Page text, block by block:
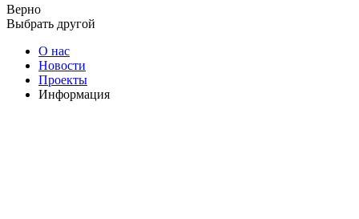
Верно
Выбрать другой
О нас
Новости
Проекты
Информация